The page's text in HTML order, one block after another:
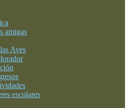
amigas
Aves
escolares